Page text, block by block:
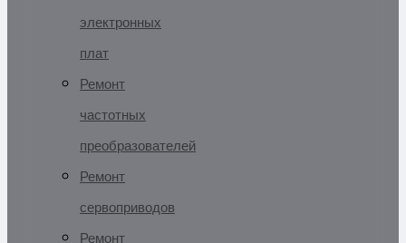
электронных
плат
Ремонт
частотных
преобразователей
Ремонт
сервоприводов
Ремонт